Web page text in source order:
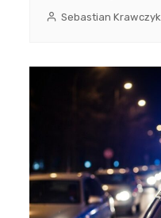
Sebastian Krawczyk